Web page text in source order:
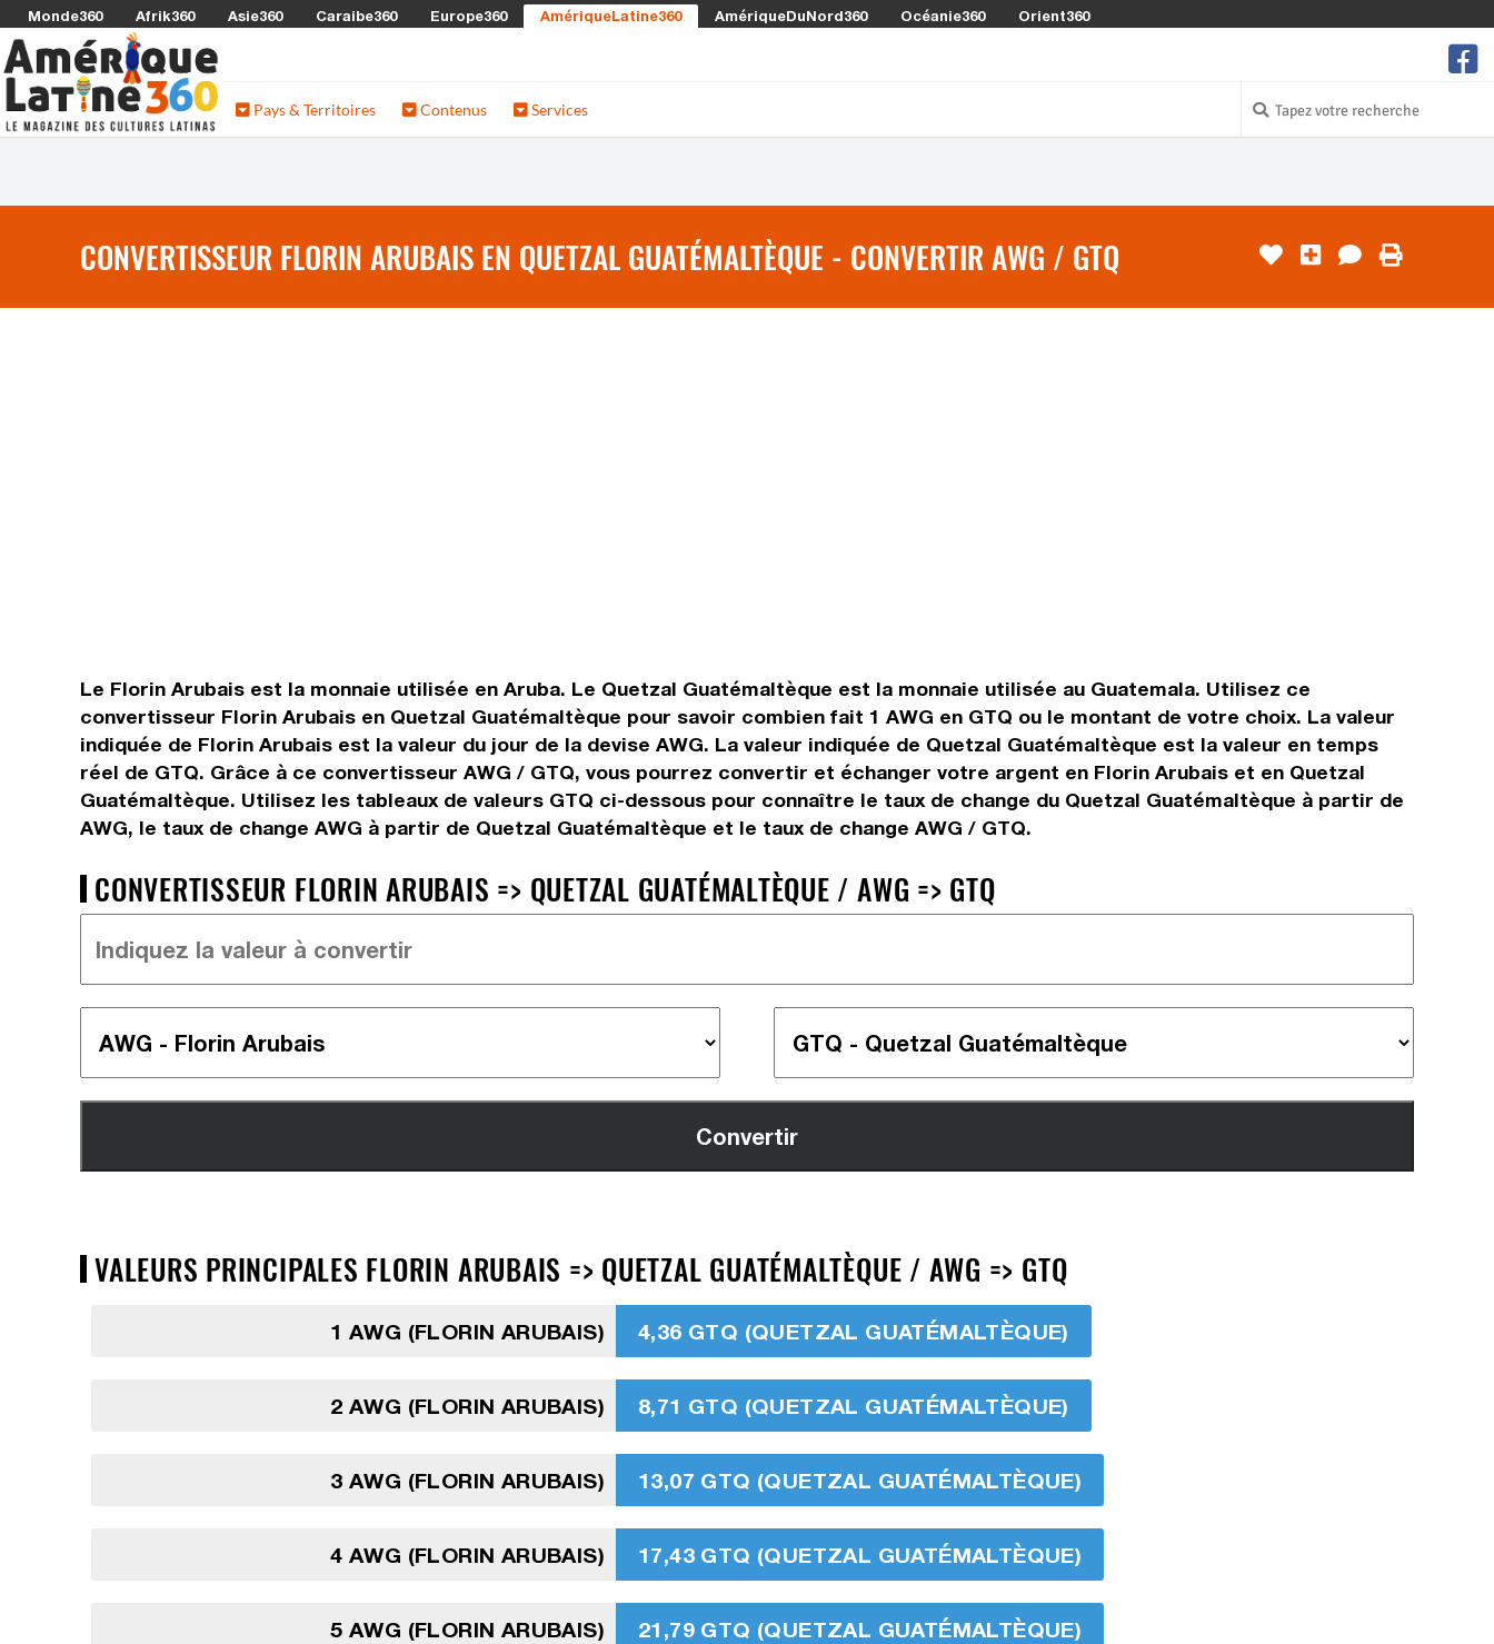
Monde360 Afrik360 Asie360 Caraibe360 Europe360 AmériqueLatine360 AmériqueDuNord360 Océanie360 Orient360
Pays & Territoires Contenus Services
CONVERTISSEUR FLORIN ARUBAIS EN QUETZAL GUATÉMALTÈQUE - CONVERTIR AWG / GTQ
Le Florin Arubais est la monnaie utilisée en Aruba. Le Quetzal Guatémaltèque est la monnaie utilisée au Guatemala. Utilisez ce
convertisseur Florin Arubais en Quetzal Guatémaltèque pour savoir combien fait 1 AWG en GTQ ou le montant de votre choix. La valeur
indiquée de Florin Arubais est la valeur du jour de la devise AWG. La valeur indiquée de Quetzal Guatémaltèque est la valeur en temps
réel de GTQ. Grâce à ce convertisseur AWG / GTQ, vous pourrez convertir et échanger votre argent en Florin Arubais et en Quetzal
Guatémaltèque. Utilisez les tableaux de valeurs GTQ ci-dessous pour connaître le taux de change du Quetzal Guatémaltèque à partir de
AWG, le taux de change AWG à partir de Quetzal Guatémaltèque et le taux de change AWG / GTQ.
CONVERTISSEUR FLORIN ARUBAIS => QUETZAL GUATÉMALTÈQUE / AWG => GTQ
VALEURS PRINCIPALES FLORIN ARUBAIS => QUETZAL GUATÉMALTÈQUE / AWG => GTQ
1 AWG (FLORIN ARUBAIS) 4,36 GTQ (QUETZAL GUATÉMALTÈQUE)
2 AWG (FLORIN ARUBAIS) 8,71 GTQ (QUETZAL GUATÉMALTÈQUE)
3 AWG (FLORIN ARUBAIS) 13,07 GTQ (QUETZAL GUATÉMALTÈQUE)
4 AWG (FLORIN ARUBAIS) 17,43 GTQ (QUETZAL GUATÉMALTÈQUE)
5 AWG (FLORIN ARUBAIS) 21,79 GTQ (QUETZAL GUATÉMALTÈQUE)